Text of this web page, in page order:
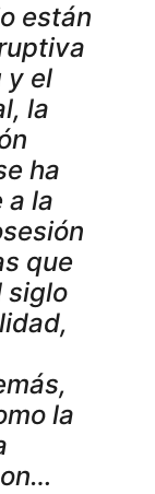
están
y el
la
ha
a la
que
siglo
la